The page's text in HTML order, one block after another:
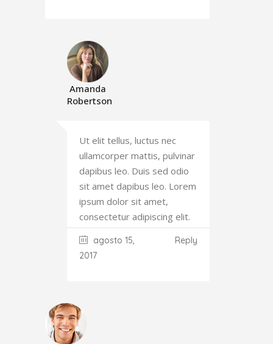
Amanda
Robertson
Ut elit tellus, luctus nec
ullamcorper mattis, pulvinar
dapibus leo. Duis sed odio
sit amet dapibus leo. Lorem
ipsum dolor sit amet,
consectetur adipiscing elit.
agosto 15,
2017
Reply